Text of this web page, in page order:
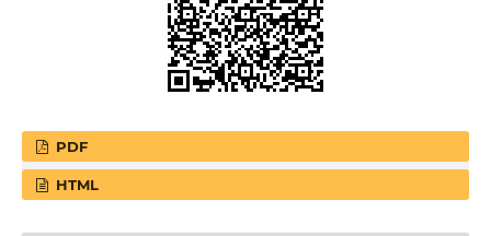
PDF
HTML